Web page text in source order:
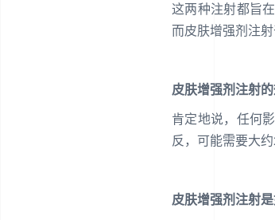
这两种注射都旨
而皮肤增强剂注
皮肤增强剂注射
肯定地说，任何
反，可能需要大
皮肤增强剂注射是